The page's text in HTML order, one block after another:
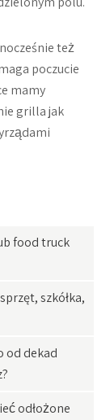
też
poczucie
mamy
grilla jak
food truck
szkółka,
od dekad
odłożone